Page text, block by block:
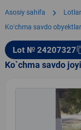
Asosiy sahifa chevron_right Lotlar
Koʻchma savdo
Lot № 24207327
Ko`chma savdo